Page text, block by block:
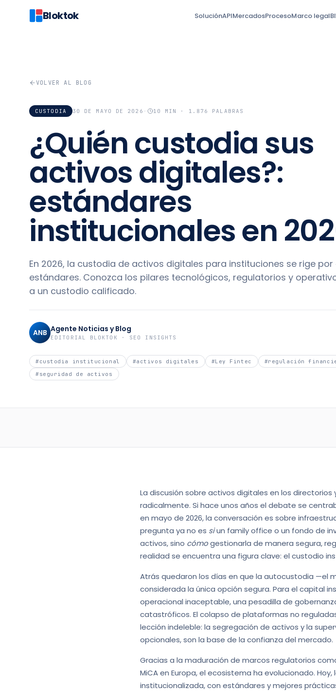
Bloktok SoluciónAPIMercadosProcesoMarco legal
VOLVER AL BLOG
CUSTODIA 30 DE MAYO DE 2026 · 10 MIN · 1.876 PALABRAS
¿Quién custodia sus
activos digitales?:
estándares
institucionales en
En 2026, la custodia de activos digitales para instituciones se rige
estándares. Conozca los pilares tecnológicos, regulatorios y
a un custodio calificado.
ANB Agente Noticias y Blog
EDITORIAL BLOKTOK · SEO INSIGHTS
#custodia institucional #activos digitales #Ley Fintec #regulación
#seguridad de activos
La discusión sobre activos digitales en los
radicalmente. Si hace unos años el debate se
en mayo de 2026, la conversación es sobre
pregunta ya no es siun family office o un fondo de
activos, sino cómogestionarla de manera segura,
realidad se encuentra una figura clave: el custodio
Atrás quedaron los días en que la autocustodia —el
considerada la única opción segura. Para el capital
operacional inaceptable, una pesadilla de
catastróficos. El colapso de plataformas no
lección indeleble: la segregación de activos y la
opcionales, son la base de la confianza del mercado.
Gracias a la maduración de marcos regulatorios
MiCA en Europa, el ecosistema ha evolucionado.
institucionalizada, con estándares y mejores